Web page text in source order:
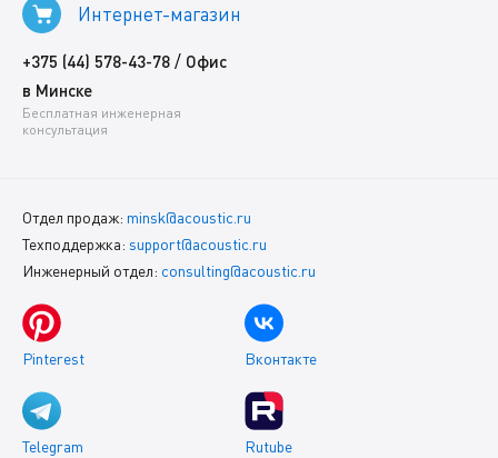
Интернет-магазин
+375 (44) 578-43-78 / Офис
в Минске
Бесплатная инженерная
консультация
Отдел продаж: minsk@acoustic.ru
Техподдержка: support@acoustic.ru
Инженерный отдел: consulting@acoustic.ru
Pinterest Вконтакте
Telegram Rutube